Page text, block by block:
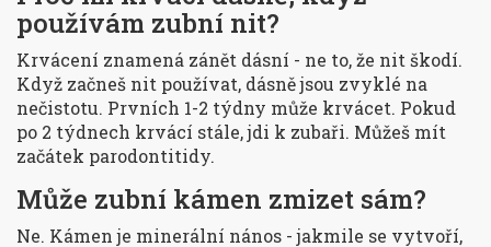
používám zubní nit?
Krvácení znamená zánět dásní - ne to, že nit škodí.
Když začneš nit používat, dásně jsou zvyklé na
nečistotu. Prvních 1-2 týdny může krvácet. Pokud
po 2 týdnech krvácí stále, jdi k zubaři. Můžeš mít
začátek parodontitidy.
Může zubní kámen zmizet sám?
Ne. Kámen je minerální nános - jakmile se vytvoří,